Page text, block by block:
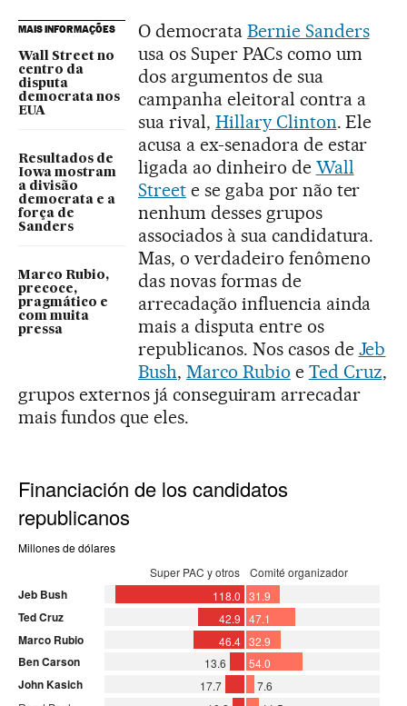
MAIS INFORMAÇÕES
Wall Street no
centro da
disputa
democrata nos
EUA
Resultados de
Iowa mostram
a divisão
democrata e a
força de
Sanders
Marco Rubio,
precoce,
pragmático e
com muita
pressa
O democrata Bernie Sanders
usa os Super PACs como um
dos argumentos de sua
campanha eleitoral contra a
sua rival, Hillary Clinton. Ele
acusa a ex-senadora de estar
ligada ao dinheiro de Wall
Streete se gaba por não ter
nenhum desses grupos
associados à sua candidatura.
Mas, o verdadeiro fenômeno
das novas formas de
arrecadação influencia ainda
mais a disputa entre os
republicanos. Nos casos de Jeb
Bush, Marco Rubio e Ted Cruz,
grupos externos já conseguiram arrecadar
mais fundos que eles.